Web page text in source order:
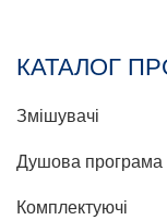
КАТАЛОГ
Змішувачі
Душова програма
Комплектуючі